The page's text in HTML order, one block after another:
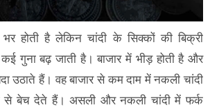
भर होती है लेकिन चांदी के सिक्कों की बिक्री
गुना बढ़ जाती है। बाजार में भीड़ होती है और
उठाते हैं। वह बाजार से कम दाम में नकली चांदी
से बेच देते हैं। असली और नकली चांदी में फर्क